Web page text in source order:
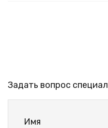
Задать вопрос
Имя